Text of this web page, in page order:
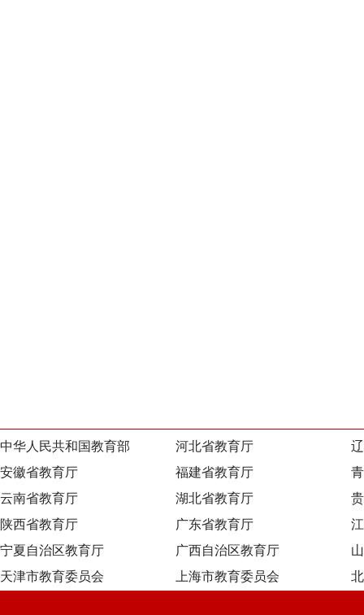
中华人民共和国教育部 河北省教育厅
安徽省教育厅
福建省教育厅
云南省教育厅
湖北省教育厅
陕西省教育厅
广东省教育厅
宁夏自治区教育厅
广西自治区教育厅
天津市教育委员会
上海市教育委员会